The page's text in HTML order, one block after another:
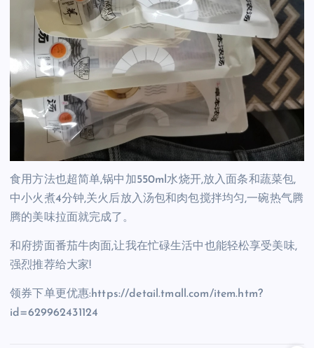
食用方法也超简单,锅中加550ml水烧开,放入面条和蔬菜包,
中小火煮4分钟,关火后放入汤包和肉包搅拌均匀,一碗热气腾
腾的美味拉面就完成了。
和府捞面番茄牛肉面,让我在忙碌生活中也能轻松享受美味,
强烈推荐给大家!
领券下单更优惠:https://detail.tmall.com/item.htm?
id=629962431124